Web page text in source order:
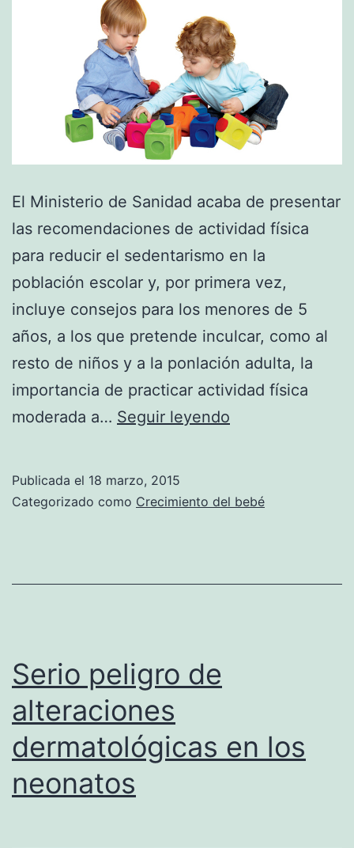
El Ministerio de Sanidad acaba de presentar
las recomendaciones de actividad física
para reducir el sedentarismo en la
población escolar y, por primera vez,
incluye consejos para los menores de 5
años, a los que pretende inculcar, como al
resto de niños y a la ponlación adulta, la
importancia de practicar actividad física
moderada a… Seguir leyendo
activos
Publicada el 18 marzo, 2015
Categorizado como Crecimiento del bebé
Serio peligro de
alteraciones
dermatológicas en los
neonatos